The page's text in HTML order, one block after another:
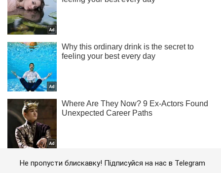
Не пропусти блискавку! Підписуйся на нас в Telegram